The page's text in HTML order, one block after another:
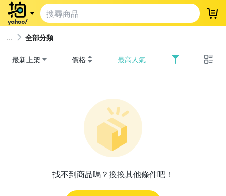
登
全部分類
最新上架 價格 最高人氣
找不到商品嗎？換換其他條件吧！